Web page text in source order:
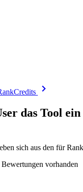
das Tool ein
sich aus den für
Bewertungen vorhanden